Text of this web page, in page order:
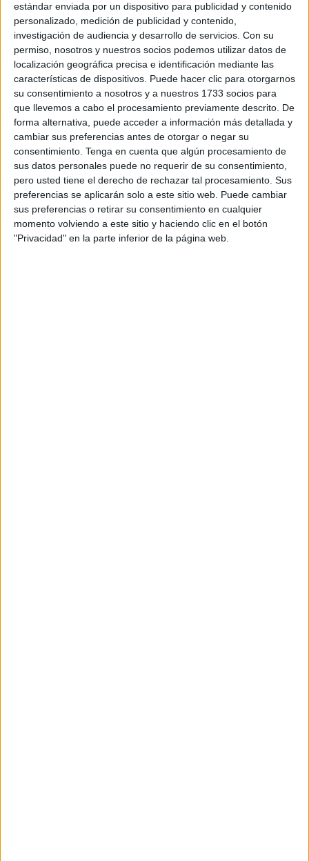
estándar enviada por un dispositivo para publicidad y contenido
personalizado, medición de publicidad y contenido,
investigación de audiencia y desarrollo de servicios. Con su
permiso, nosotros y nuestros socios podemos utilizar datos de
localización geográfica precisa e identificación mediante las
características de dispositivos. Puede hacer clic para otorgarnos
su consentimiento a nosotros y a nuestros 1733 socios para
que llevemos a cabo el procesamiento previamente descrito. De
forma alternativa, puede acceder a información más detallada y
cambiar sus preferencias antes de otorgar o negar su
consentimiento. Tenga en cuenta que algún procesamiento de
sus datos personales puede no requerir de su consentimiento,
pero usted tiene el derecho de rechazar tal procesamiento. Sus
preferencias se aplicarán solo a este sitio web. Puede cambiar
sus preferencias o retirar su consentimiento en cualquier
momento volviendo a este sitio y haciendo clic en el botón
"Privacidad" en la parte inferior de la página web.
Sal y pimienta, a gusto
50 gr de harina de garbanzo